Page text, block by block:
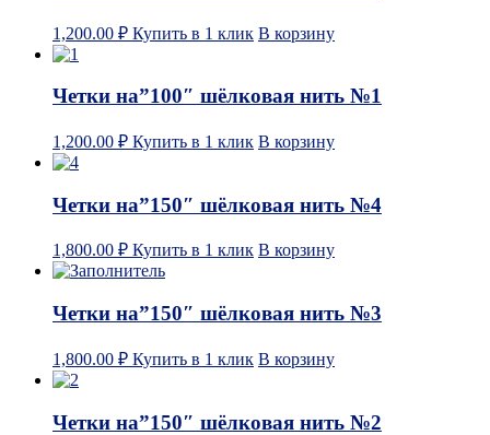
1,200.00 ₽ Купить в 1 клик В корзину
Четки на”100″ шёлковая нить №1
1,200.00 ₽ Купить в 1 клик В корзину
Четки на”150″ шёлковая нить №4
1,800.00 ₽ Купить в 1 клик В корзину
Четки на”150″ шёлковая нить №3
1,800.00 ₽ Купить в 1 клик В корзину
Четки на”150″ шёлковая нить №2